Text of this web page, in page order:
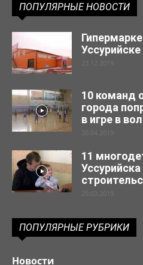
ПОПУЛЯРНЫЕ НОВОСТИ
23.12.2019
10 команд
города
в игре в
30.04.2019
11
29.03.2019
ПОПУЛЯРНЫЕ РУБРИКИ
Новости